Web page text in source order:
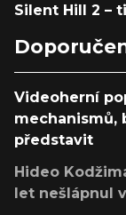
Silent Hill 2 –
Videoherní
mechanismů,
představit
Hideo
let nešlápnul